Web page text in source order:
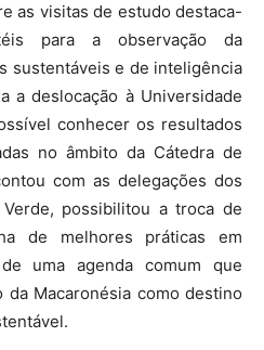
as visitas de estudo destaca-
para a observação da
sustentáveis e de inteligência
a deslocação à Universidade
conhecer os resultados
no âmbito da Cátedra de
com as delegações dos
possibilitou a troca de
de melhores práticas em
uma agenda comum que
Macaronésia como destino